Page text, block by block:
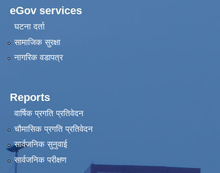
eGov services
घटना दर्ता
सामाजिक सुरक्षा
नागरिक वडापत्र
Reports
वार्षिक प्रगति प्रतिवेदन
चौमासिक प्रगति प्रतिवेदन
सार्वजनिक सुनुवाई
सार्वजनिक परीक्षण